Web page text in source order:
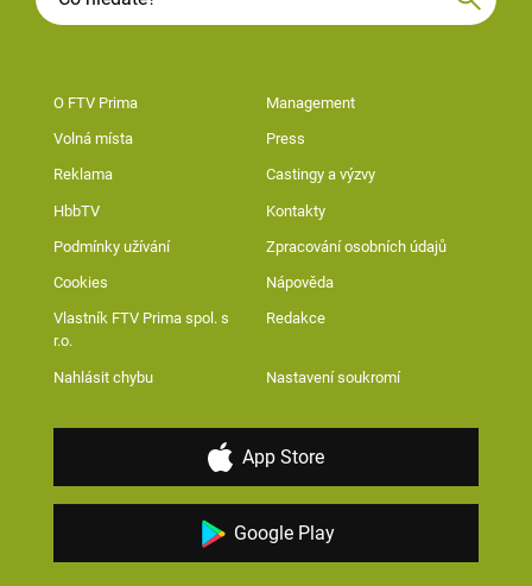
O FTV Prima Management
Volná místa Press
Reklama Castingy a výzvy
HbbTV Kontakty
Podmínky užívání Zpracování osobních údajů
Cookies Nápověda
Vlastník FTV Prima spol. s
r.o.
Redakce
Nahlásit chybu Nastavení soukromí
App Store
Google Play